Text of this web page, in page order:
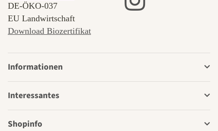
DE‑ÖKO‑037
EU Landwirtschaft
Download Biozertifikat
Informationen
Interessantes
Shopinfo